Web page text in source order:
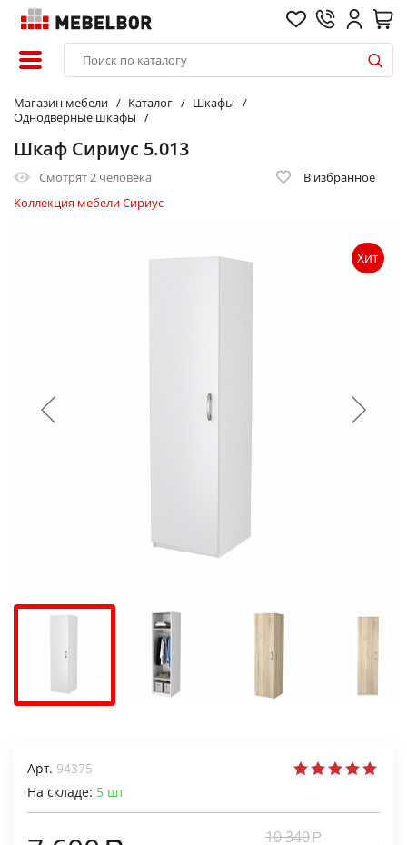
Магазин мебели Каталог
Шкафы
Однодверные шкафы
Шкаф Сириус 5.013
Смотрят2 человека
В избранное
Коллекция мебели Сириус
Хит
Арт. 94375
На складе: 5 шт
10 340